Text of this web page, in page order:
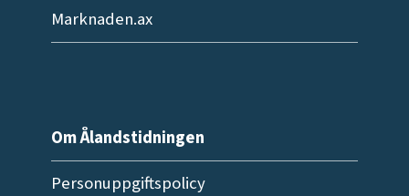
Marknaden.ax
Om Ålandstidningen
Personuppgiftspolicy